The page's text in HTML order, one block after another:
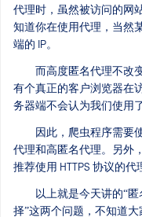
代理时，虽然被访问的网
知道你在使用代理，当然
端的 IP。
而高度匿名代理不改变
有个真正的客户浏览器在
务器端不会认为我们使用
因此，爬虫程序需要使
代理和高匿名代理。另外
推荐使用 HTTPS 协议的代
以上就是今天讲的“匿
择”这两个问题，不知道